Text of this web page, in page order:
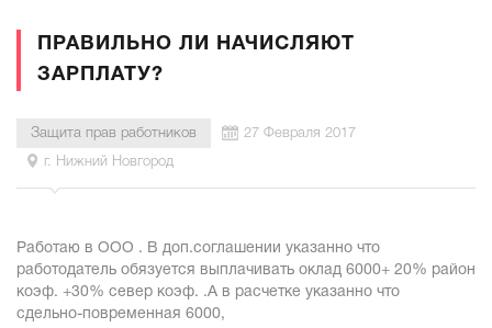
ПРАВИЛЬНО ЛИ НАЧИСЛЯЮТ
ЗАРПЛАТУ?
Защита прав работников 27 Февраля 2017
г. Нижний Новгород
Работаю в ООО . В доп.соглашении указанно что
работодатель обязуется выплачивать оклад 6000+ 20% район
коэф. +30% север коэф. .А в расчетке указанно что
сдельно-повременная 6000,